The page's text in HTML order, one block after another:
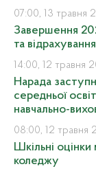
07:00, 13 травня
Завершення
та
14:00, 12 травня
Нарада
середньої
навчально-
08:00, 12 травня
Шкільні
коледжу